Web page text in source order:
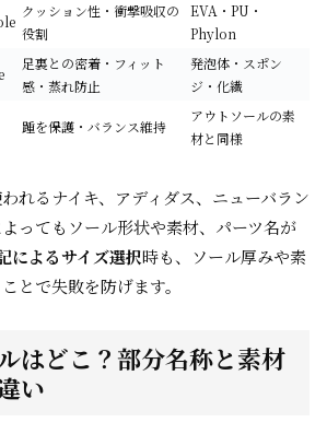
クッション性・衝撃吸収の
役割
EVA・PU・
Phylon
足裏との密着・フィット
感・蒸れ防止
発泡体・スポン
ジ・化繊
踵を保護・バランス維持
アウトソールの素
材と同様
れるナイキ、アディダス、ニューバラン
ってもソール形状や素材、パーツ名が
によるサイズ選択時も、ソール厚みや素
とで失敗を防げます。
はどこ？部分名称と素材
い